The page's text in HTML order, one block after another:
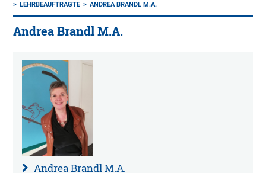
LEHRBEAUFTRAGTE
ANDREA BRANDL M.A.
Andrea Brandl M.A.
Andrea Brandl M.A.